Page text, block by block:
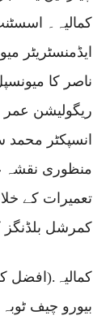
کمالیہ۔
ایڈمنسٹریٹر
ناصر کا
ریگولیشن عمر
انسپکٹر محمد
منظوری نقشہ
تعمیرات کے
کمرشل بلڈنگز
کمالیہ.(افضل
بیورو چیف